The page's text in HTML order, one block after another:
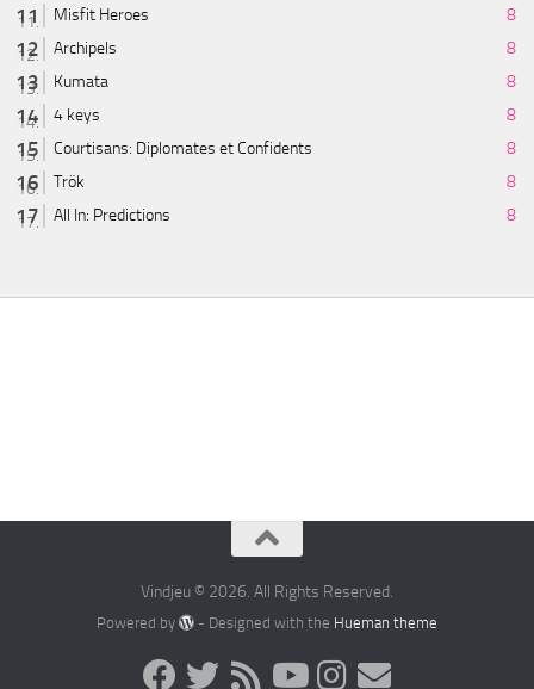
Misfit Heroes
8
Archipels
8
Kumata
8
4 keys
8
Courtisans: Diplomates et Confidents
8
Trök
8
All In: Predictions
8
Vindjeu © 2026. All Rights Reserved.
Powered by - Designed with the Hueman theme